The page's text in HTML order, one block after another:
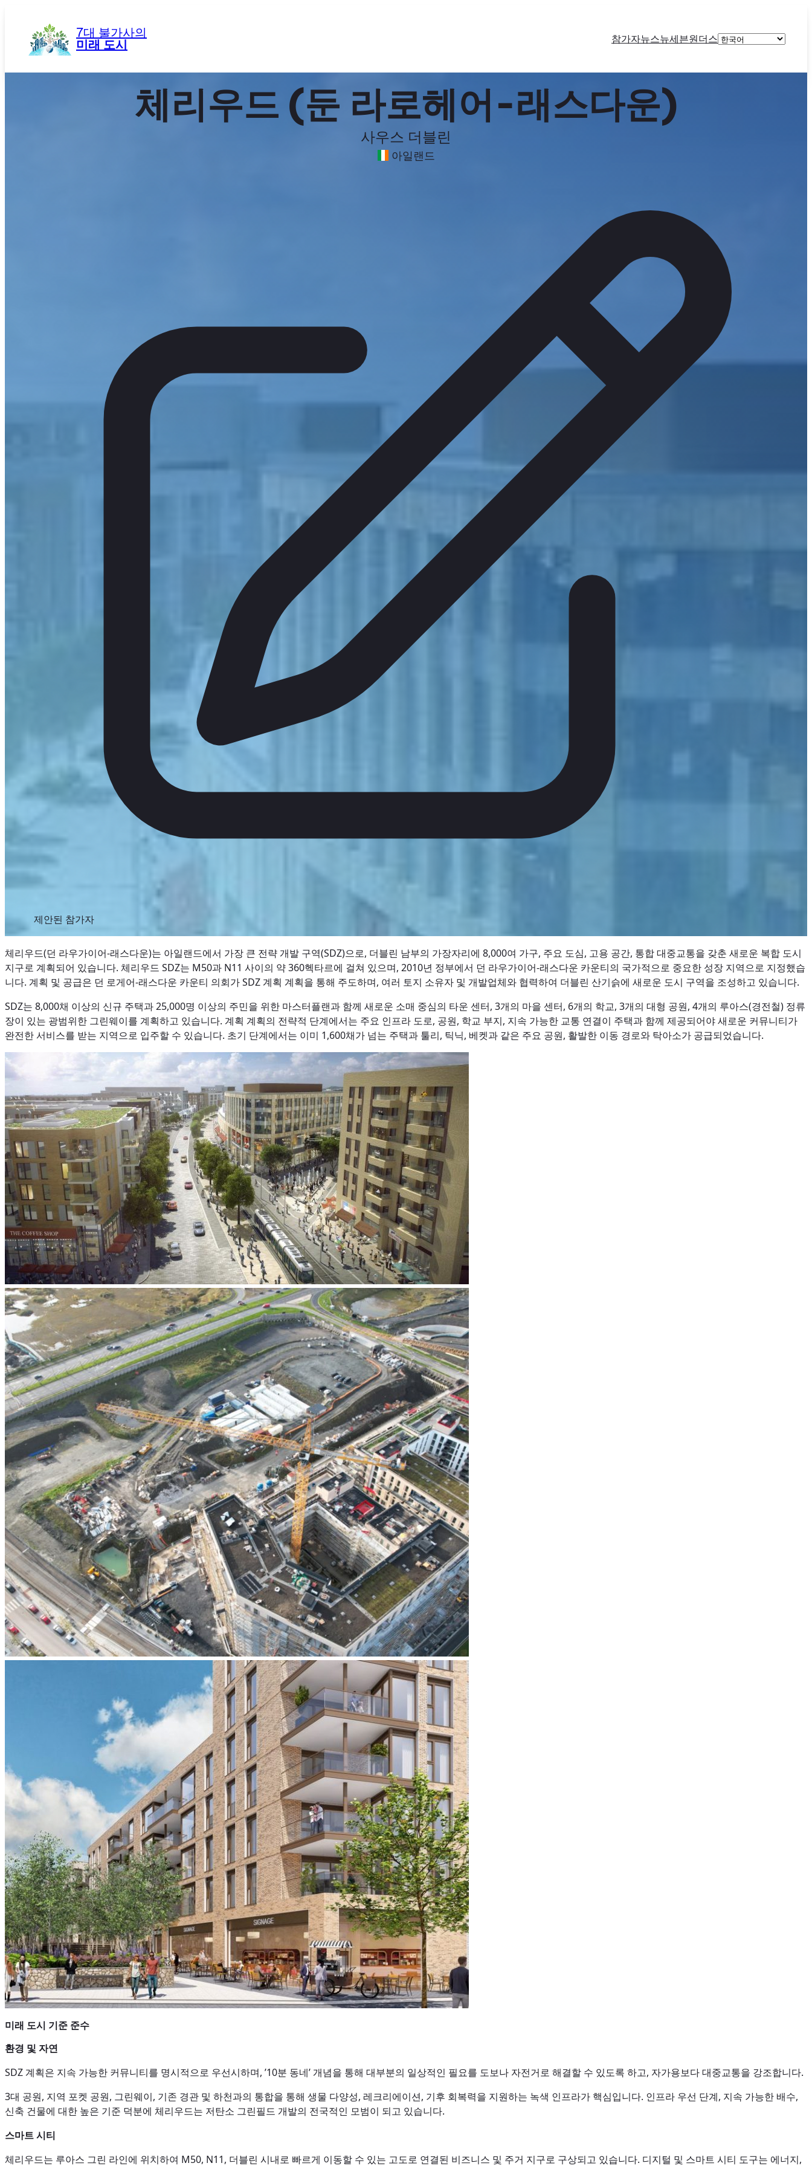
바
7대 불가사의
미래 도시
참가자뉴스뉴세븐원더스Choose
체리우드 (둔 라로헤어-래스다운)
사우스 더블린
아일랜드
제안된 참가자
체리우드(던 라우가이어-래스다운)는 아일랜드에서 가장 큰 전략 개발 구역(SDZ)으로, 더블린 남부의 가장자리에 8,000여 가구, 주요 도심, 고용 공간, 통합 대중교통을 갖춘 새로운 복합 도시
지구로 계획되어 있습니다. 체리우드 SDZ는 M50과 N11 사이의 약 360헥타르에 걸쳐 있으며, 2010년 정부에서 던 라우가이어-래스다운 카운티의 국가적으로 중요한 성장 지역으로 지정했습
니다. 계획 및 공급은 던 로게어-래스다운 카운티 의회가 SDZ 계획 계획을 통해 주도하며, 여러 토지 소유자 및 개발업체와 협력하여 더블린 산기슭에 새로운 도시 구역을 조성하고 있습니다.
SDZ는 8,000채 이상의 신규 주택과 25,000명 이상의 주민을 위한 마스터플랜과 함께 새로운 소매 중심의 타운 센터, 3개의 마을 센터, 6개의 학교, 3개의 대형 공원, 4개의 루아스(경전철) 정류
장이 있는 광범위한 그린웨이를 계획하고 있습니다. 계획 계획의 전략적 단계에서는 주요 인프라 도로, 공원, 학교 부지, 지속 가능한 교통 연결이 주택과 함께 제공되어야 새로운 커뮤니티가
완전한 서비스를 받는 지역으로 입주할 수 있습니다. 초기 단계에서는 이미 1,600채가 넘는 주택과 툴리, 틱닉, 베켓과 같은 주요 공원, 활발한 이동 경로와 탁아소가 공급되었습니다.
미래 도시 기준 준수
환경 및 자연
SDZ 계획은 지속 가능한 커뮤니티를 명시적으로 우선시하며, ’10분 동네’ 개념을 통해 대부분의 일상적인 필요를 도보나 자전거로 해결할 수 있도록 하고, 자가용보다 대중교통을 강조합니다.
3대 공원, 지역 포켓 공원, 그린웨이, 기존 경관 및 하천과의 통합을 통해 생물 다양성, 레크리에이션, 기후 회복력을 지원하는 녹색 인프라가 핵심입니다. 인프라 우선 단계, 지속 가능한 배수,
신축 건물에 대한 높은 기준 덕분에 체리우드는 저탄소 그린필드 개발의 전국적인 모범이 되고 있습니다.
스마트 시티
체리우드는 루아스 그린 라인에 위치하여 M50, N11, 더블린 시내로 빠르게 이동할 수 있는 고도로 연결된 비즈니스 및 주거 지구로 구상되고 있습니다. 디지털 및 스마트 시티 도구는 에너지,